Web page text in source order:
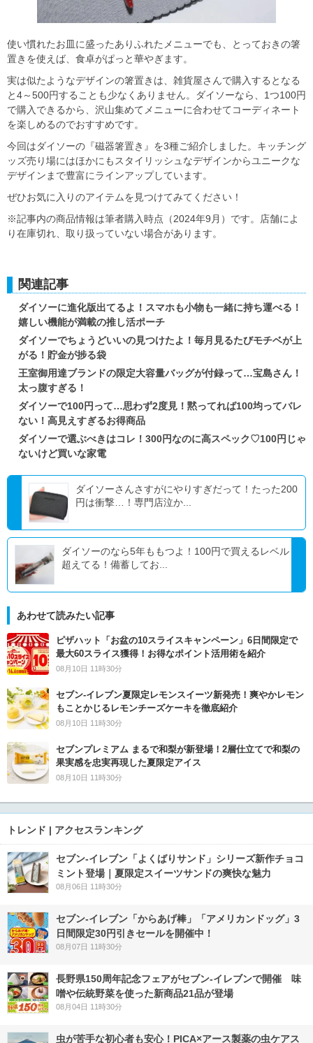
使い慣れたお皿に盛ったありふれたメニューでも、とっておきの箸
置きを使えば、食卓がぱっと華やぎます。
実は似たようなデザインの箸置きは、雑貨屋さんで購入するとなる
と4～500円することも少なくありません。ダイソーなら、1つ100円
で購入できるから、沢山集めてメニューに合わせてコーディネート
を楽しめるのでおすすめです。
今回はダイソーの『磁器箸置き』を3種ご紹介しました。キッチング
ッズ売り場にはほかにもスタイリッシュなデザインからユニークな
デザインまで豊富にラインアップしています。
ぜひお気に入りのアイテムを見つけてみてください！
※記事内の商品情報は筆者購入時点（2024年9月）です。店舗によ
り在庫切れ、取り扱っていない場合があります。
関連記事
ダイソーに進化版出てるよ！スマホも小物も一緒に持ち運べる！
嬉しい機能が満載の推し活ポーチ
ダイソーでちょうどいいの見つけたよ！毎月見るたびモチベが上
がる！貯金が捗る袋
王室御用達ブランドの限定大容量バッグが付録って…宝島さん！
太っ腹すぎる！
ダイソーで100円って…思わず2度見！黙ってれば100均ってバレ
ない！高見えすぎるお得商品
ダイソーで選ぶべきはコレ！300円なのに高スペック♡100円じゃ
ないけど買いな家電
ダイソーさんさすがにやりすぎだって！たった200
円は衝撃…！専門店泣か...
ダイソーのなら5年ももつよ！100円で買えるレベル
超えてる！備蓄してお...
あわせて読みたい記事
ピザハット「お盆の10スライスキャンペーン」6日間限定で
最大60スライス獲得！お得なポイント活用術を紹介
08月10日 11時30分
セブン‐イレブン夏限定レモンスイーツ新発売！爽やかレモン
もことかじるレモンチーズケーキを徹底紹介
08月10日 11時30分
セブンプレミアム まるで和梨が新登場！2層仕立てで和梨の
果実感を忠実再現した夏限定アイス
08月10日 11時30分
トレンド | アクセスランキング
セブン‐イレブン「よくばりサンド」シリーズ新作チョコ
ミント登場｜夏限定スイーツサンドの爽快な魅力
08月06日 11時30分
セブン‐イレブン「からあげ棒」「アメリカンドッグ」3
日間限定30円引きセールを開催中！
08月07日 11時30分
長野県150周年記念フェアがセブン-イレブンで開催 味
噌や伝統野菜を使った新商品21品が登場
08月04日 11時30分
虫が苦手な初心者も安心！PICA×アース製薬の虫ケアス